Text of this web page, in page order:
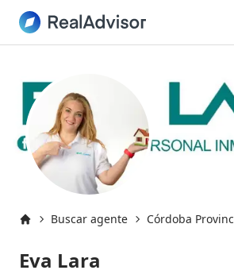
Buscar agente Córdoba
Eva Lara